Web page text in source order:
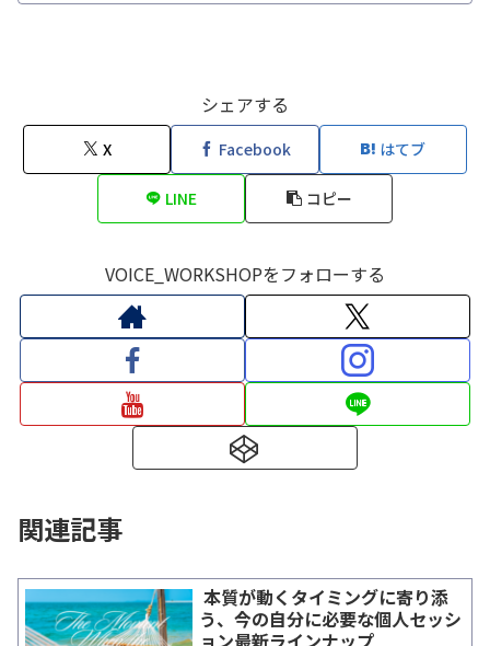
シェアする
X Facebook はてブ
LINE コピー
VOICE_WORKSHOPをフォローする
関連記事
本質が動くタイミングに寄り添
う、今の自分に必要な個人セッシ
ョン最新ラインナップ